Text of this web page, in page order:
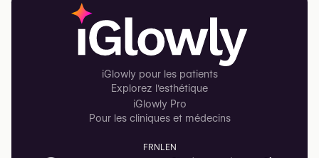
iGlowly pour les patients
Explorez l'esthétique
iGlowly Pro
Pour les cliniques et médecins
FRNL EN